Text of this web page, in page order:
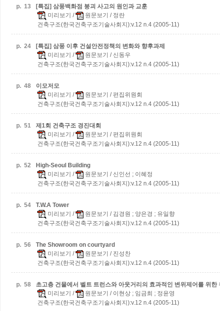
p. 13
[특집] 삼풍백화점 붕괴 사고의 원인과 교훈
미리보기 / 원문보기 / 정란
건축구조(한국건축구조기술사회지):v.12 n.4 (2005-11)
p. 24
[특집] 삼풍 이후 건설안전정책의 변화와 향후과제
미리보기 / 원문보기 / 신동우
건축구조(한국건축구조기술사회지):v.12 n.4 (2005-11)
p. 48
이모저모
미리보기 / 원문보기 / 편집위원회
건축구조(한국건축구조기술사회지):v.12 n.4 (2005-11)
p. 51
제1회 건축구조 경진대회
미리보기 / 원문보기 / 편집위원회
건축구조(한국건축구조기술사회지):v.12 n.4 (2005-11)
p. 52
High-Seoul Building
미리보기 / 원문보기 / 신인선 ; 이혜정
건축구조(한국건축구조기술사회지):v.12 n.4 (2005-11)
p. 54
T.W.A Tower
미리보기 / 원문보기 / 김경원 ; 양은경 ; 유일향
건축구조(한국건축구조기술사회지):v.12 n.4 (2005-11)
p. 56
The Showroom on courtyard
미리보기 / 원문보기 / 진성찬
건축구조(한국건축구조기술사회지):v.12 n.4 (2005-11)
p. 58
초고층 건물에서 벨트 트런스와 아웃거리의 효과적인 변위제어를 위한
미리보기 / 원문보기 / 이현상 ; 임금희 ; 정윤영
건축구조(한국건축구조기술사회지):v.12 n.4 (2005-11)